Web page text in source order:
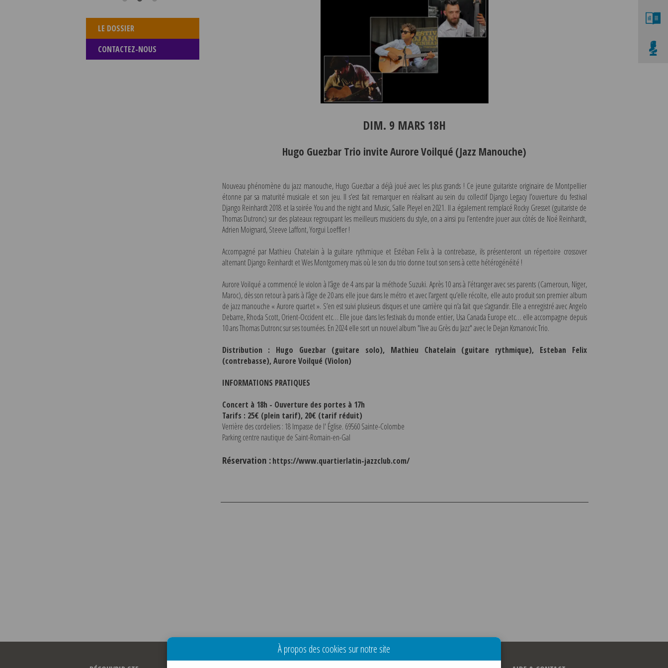
LE DOSSIER
CONTACTEZ-NOUS
DIM. 9 MARS 18H
Hugo Guezbar Trio invite Aurore Voilqué (Jazz Manouche)
Nouveau phénomène du jazz manouche, Hugo Guezbar a déjà joué avec les plus grands ! Ce jeune guitariste originaire de Montpellier
étonne par sa maturité musicale et son jeu. Il s’est fait remarquer en réalisant au sein du collectif Django Legacy l’ouverture du festival
Django Reinhardt 2018 et la soirée You and the night and Music, Salle Pleyel en 2021. Il a également remplacé Rocky Gresset (guitariste de
Thomas Dutronc) sur des plateaux regroupant les meilleurs musiciens du style, on a ainsi pu l’entendre jouer aux côtés de Noé Reinhardt,
Adrien Moignard, Steeve Laffont, Yorgui Loeffler !
Accompagné par Mathieu Chatelain à la guitare rythmique et Estéban Felix à la contrebasse, ils présenteront un répertoire crossover
alternant Django Reinhardt et Wes Montgomery mais où le son du trio donne tout son sens à cette hétérogénéité !
Aurore Voilqué a commencé le violon à l’âge de 4 ans par la méthode Suzuki. Après 10 ans à l’étranger avec ses parents (Cameroun, Niger,
Maroc), dès son retour à paris à l’âge de 20 ans elle joue dans le métro et avec l’argent qu’elle récolte, elle auto produit son premier album
de jazz manouche « Aurore quartet ». S’en est suivi plusieurs disques et une carrière qui n’a fait que s’agrandir. Elle a enregistré avec Angelo
Debarre, Rhoda Scott, Orient-Occident etc… Elle joue dans les festivals du monde entier, Usa Canada Europe etc… elle accompagne depuis
10 ans Thomas Dutronc sur ses tournées. En 2024 elle sort un nouvel album "live au Grès du Jazz" avec le Dejan Ksmanovic Trio.
Distribution : Hugo Guezbar (guitare solo), Mathieu Chatelain (guitare rythmique), Esteban Felix
(contrebasse), Aurore Voilqué (Violon)
INFORMATIONS PRATIQUES
Concert à 18h - Ouverture des portes à 17h
Tarifs : 25€ (plein tarif), 20€ (tarif réduit)
Verrière des cordeliers : 18 Impasse de l' Église. 69560 Sainte-Colombe
Parking centre nautique de Saint-Romain-en-Gal
Réservation : https://www.quartierlatin-jazzclub.com/
À propos des cookies sur notre site